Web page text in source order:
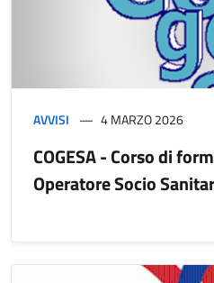
AVVISI 4 MARZO 2026
COGESA - Corso di
Operatore Socio